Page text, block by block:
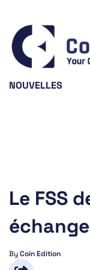
NOUVELLES
Le FSS
ByCoin Edition